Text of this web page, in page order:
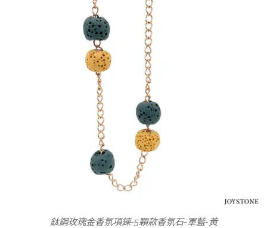
鈦鋼玫瑰金香氛項鍊-5顆款香氛石-軍藍-黃